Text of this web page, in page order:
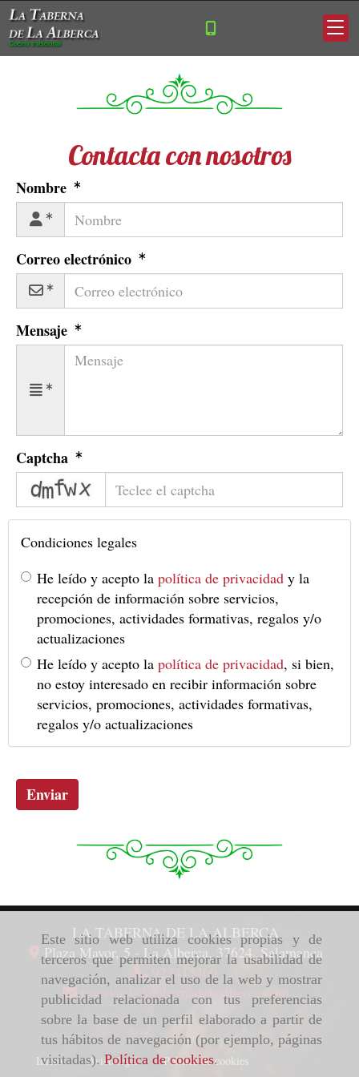
Este sitio web utiliza cookies propias y de
terceros que permiten mejorar la usabilidad de
navegación, analizar el uso de la web y mostrar
publicidad relacionada con tus preferencias
sobre la base de un perfil elaborado a partir de
tus hábitos de navegación (por ejemplo, páginas
visitadas).Política de cookies.
Contacta con nosotros
Nombre
Correo electrónico
Mensaje
Captcha
captcha
Condiciones legales
He leído y acepto la política de privacidad y la
recepción de información sobre servicios,
promociones, actividades formativas, regalos y/o
actualizaciones
He leído y acepto la política de privacidad, si bien,
no estoy interesado en recibir información sobre
servicios, promociones, actividades formativas,
regalos y/o actualizaciones
Enviar
LA TABERNA DE LA ALBERCA
Plaza Mayor, 5 - La Alberca, 37624,Salamanca
923415460
reservas
latabernadelaalberca.com
Inicio Aviso legal Política de cookies